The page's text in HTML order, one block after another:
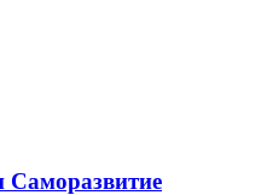
Саморазвитие